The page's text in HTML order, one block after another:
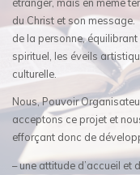
du Christ et son
de la personne,
spirituel, les éveils
culturelle.
Nous, Pouvoir
acceptons ce projet et
efforçant donc de
– une attitude d’accueil et